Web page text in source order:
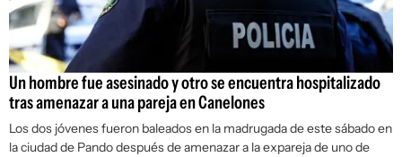
Un hombre fue asesinado y otro se encuentra hospitalizado
tras amenazar a una pareja en Canelones
Los dos jóvenes fueron baleados en la madrugada de este sábado en
la ciudad de Pando después de amenazar a la expareja de uno de